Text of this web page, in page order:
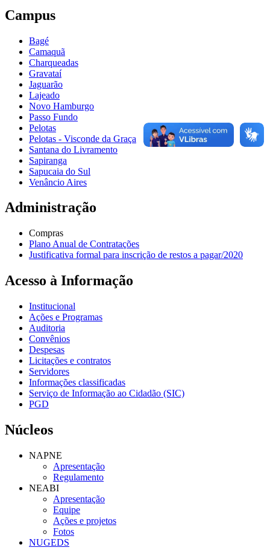
Campus
Bagé
Camaquã
Charqueadas
Gravataí
Jaguarão
Lajeado
Novo Hamburgo
Passo Fundo
Pelotas
Pelotas - Visconde da Graça
Santana do Livramento
Sapiranga
Sapucaia do Sul
Venâncio Aires
Administração
Compras
Plano Anual de Contratações
Justificativa formal para inscrição de restos a pagar/2020
Acesso à Informação
Institucional
Ações e Programas
Auditoria
Convênios
Despesas
Licitações e contratos
Servidores
Informações classificadas
Serviço de Informação ao Cidadão (SIC)
PGD
Núcleos
NAPNE
Apresentação
Regulamento
NEABI
Apresentação
Equipe
Ações e projetos
Fotos
NUGEDS